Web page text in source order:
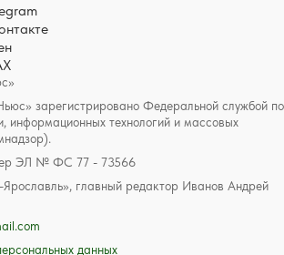
зарегистрировано Федеральной службой по
информационных технологий и массовых
ЭЛ № ФС 77 - 73566
главный редактор Иванов Андрей
данных